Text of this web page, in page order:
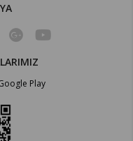
Play